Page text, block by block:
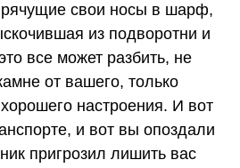
свои носы в шарф,
из подворотни и
все может разбить, не
от вашего, только
настроения. И вот
и вот вы опоздали
пригрозил лишить вас